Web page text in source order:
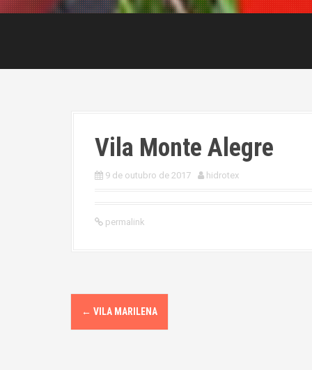
Vila Monte Alegre
9 de outubro de 2017 hidrotex
permalink
P
o
← VILA MARILENA